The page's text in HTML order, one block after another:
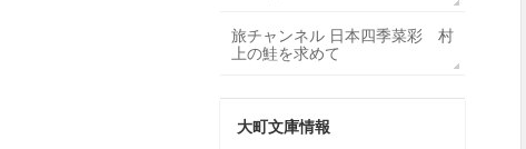
旅チャンネル 日本四季菜彩 村
上の鮭を求めて
大町文庫情報